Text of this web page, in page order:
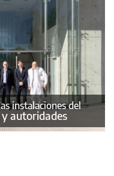
instalaciones del
autoridades